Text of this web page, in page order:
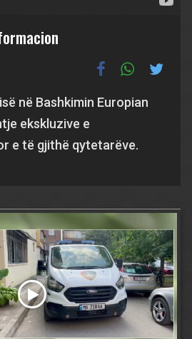
në Bashkimin Europian
ekskluzive e
e të gjithë qytetarëve.